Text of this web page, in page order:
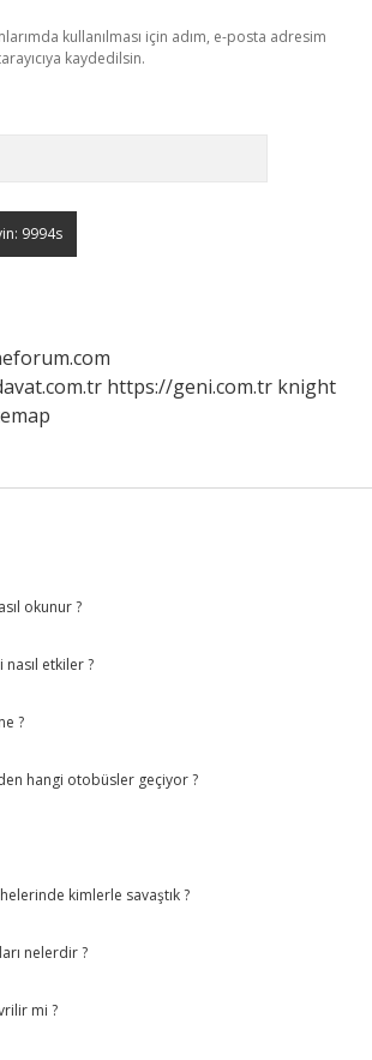
kullanılması için adım, e-posta adresim
kaydedilsin.
https://geni.com.tr knight
okunur ?
nasıl etkiler ?
?
hangi otobüsler geçiyor ?
kimlerle savaştık ?
nelerdir ?
mi ?